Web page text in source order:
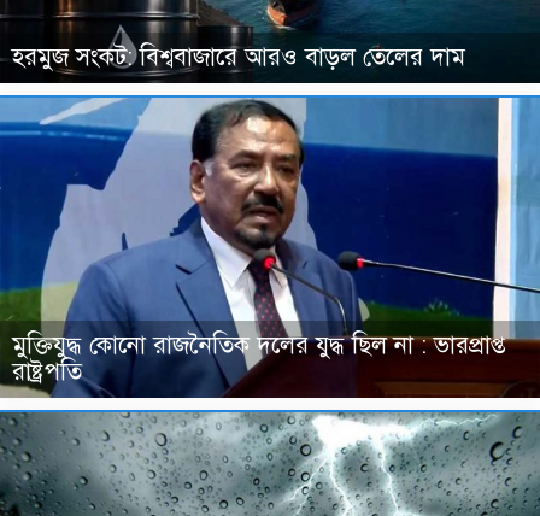
হরমুজ সংকট: বিশ্ববাজারে আরও বাড়ল তেলের দাম
মুক্তিযুদ্ধ কোনো রাজনৈতিক দলের যুদ্ধ ছিল না : ভারপ্রাপ্ত
রাষ্ট্রপতি